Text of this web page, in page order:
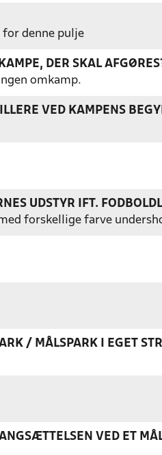
for denne pulje
DER SKAL
omkamp.
VED KAMPENS
UDSTYR IFT.
forskellige farve
/ MÅLSPARK I EGET
VED ET